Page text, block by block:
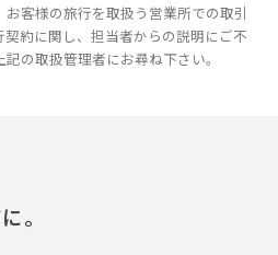
客様の旅行を取扱う営業所での取引
約に関し、担当者からの説明にご不
の取扱管理者にお尋ね下さい。
。